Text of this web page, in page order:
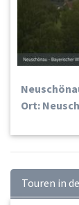
Ort:
Touren in